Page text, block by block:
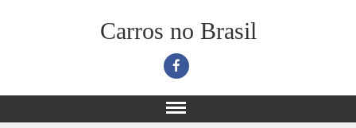
Carros no Brasil